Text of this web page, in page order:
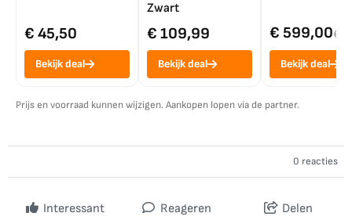
€ 45,50
Bekijk deal
Zwart
€ 109,99
Bekijk deal
€ 599,00€
Bekijk deal
Prijs en voorraad kunnen wijzigen. Aankopen lopen via de partner.
0 reacties
Interessant Reageren Delen